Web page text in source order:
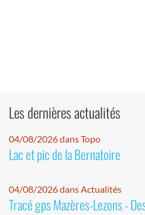
Les dernières actualités
04/08/2026 dans Topo
Lac et pic de la Bernatoire
04/08/2026 dans Actualités
Tracé gps Mazères-Lezons -